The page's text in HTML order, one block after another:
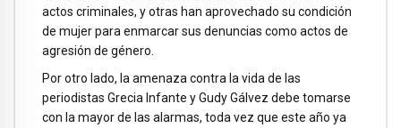
actos criminales, y otras han aprovechado su condición
de mujer para enmarcar sus denuncias como actos de
agresión de género.
Por otro lado, la amenaza contra la vida de las
periodistas Grecia Infante y Gudy Gálvez debe tomarse
con la mayor de las alarmas, toda vez que este año ya